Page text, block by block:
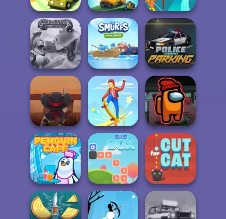
Drift Boss Tank Hero Online Surfer Archers
Gladiator True
Story
The Smurfs:
Ocean Cleanup
Police Urban
Parking
Cowboy Saloon
Defence
Skateboard
Master
Impostor